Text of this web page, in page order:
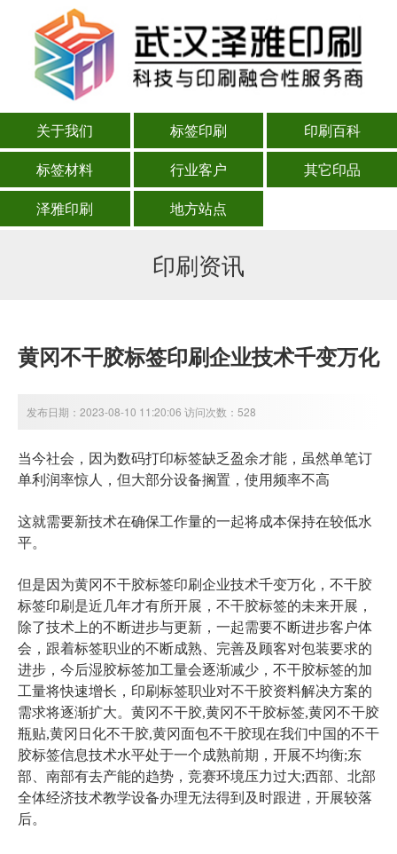
关于我们 标签印刷
印刷百科
标签材料
行业客户
其它印品
泽雅印刷
地方站点
印刷资讯
黄冈不干胶标签印刷企业技术千变万化
发布日期：2023-08-10 11:20:06 访问次数：528
当今社会，因为数码打印标签缺乏盈余才能，虽然单笔订
单利润率惊人，但大部分设备搁置，使用频率不高
这就需要新技术在确保工作量的一起将成本保持在较低水
平。
但是因为黄冈不干胶标签印刷企业技术千变万化，不干胶
标签印刷是近几年才有所开展，不干胶标签的未来开展，
除了技术上的不断进步与更新，一起需要不断进步客户体
会，跟着标签职业的不断成熟、完善及顾客对包装要求的
进步，今后湿胶标签加工量会逐渐减少，不干胶标签的加
工量将快速增长，印刷标签职业对不干胶资料解决方案的
需求将逐渐扩大。 黄冈不干胶,黄冈不干胶标签,黄冈不干胶
瓶贴,黄冈日化不干胶,黄冈面包不干胶现在我们中国的不干
胶标签信息技术水平处于一个成熟前期，开展不均衡;东
部、南部有去产能的趋势，竞赛环境压力过大;西部、北部
全体经济技术教学设备办理无法得到及时跟进，开展较落
后。